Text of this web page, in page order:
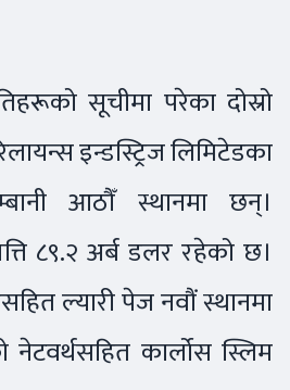
सूचीमा परेका दोस्रो
इन्डस्ट्रिज लिमिटेडका
आठौँ स्थानमा छन्।
८९.२ अर्ब डलर रहेको छ।
ल्यारी पेज नवौं स्थानमा
कार्लोस स्लिम